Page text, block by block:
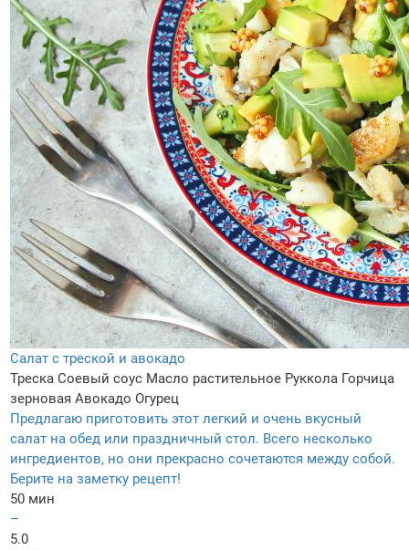
Салат с треской и авокадо
Треска Соевый соус Масло растительное Руккола Горчица
зерновая Авокадо Огурец
Предлагаю приготовить этот легкий и очень вкусный
салат на обед или праздничный стол. Всего несколько
ингредиентов, но они прекрасно сочетаются между собой.
Берите на заметку рецепт!
50 мин
–
5.0